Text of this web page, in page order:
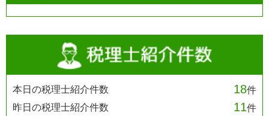
本日の税理士紹介件数 18件
昨日の税理士紹介件数
11件